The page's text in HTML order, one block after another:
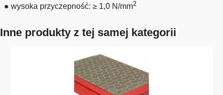
● wysoka przyczepność: ≥ 1,0 N/mm2
Inne produkty z tej samej kategorii